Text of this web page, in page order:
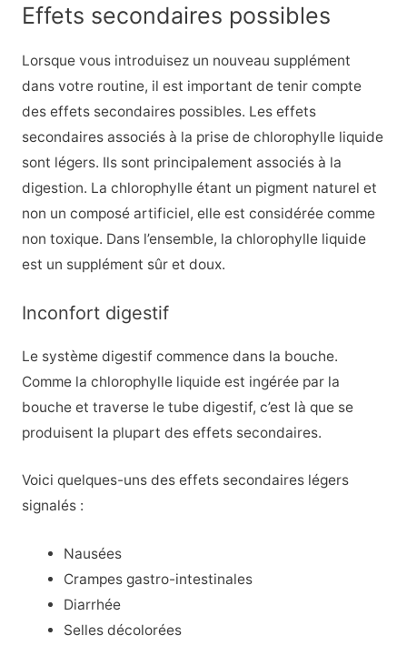
Effets secondaires possibles
Lorsque vous introduisez un nouveau supplément
dans votre routine, il est important de tenir compte
des effets secondaires possibles. Les effets
secondaires associés à la prise de chlorophylle liquide
sont légers. Ils sont principalement associés à la
digestion. La chlorophylle étant un pigment naturel et
non un composé artificiel, elle est considérée comme
non toxique. Dans l’ensemble, la chlorophylle liquide
est un supplément sûr et doux.
Inconfort digestif
Le système digestif commence dans la bouche.
Comme la chlorophylle liquide est ingérée par la
bouche et traverse le tube digestif, c’est là que se
produisent la plupart des effets secondaires.
Voici quelques-uns des effets secondaires légers
signalés :
Nausées
Crampes gastro-intestinales
Diarrhée
Selles décolorées